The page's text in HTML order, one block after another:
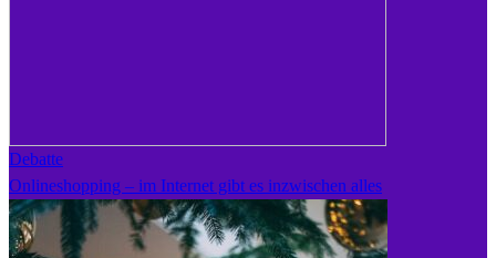
Debatte
Onlineshopping – im Internet gibt es inzwischen alles